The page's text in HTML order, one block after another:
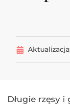
Długie rzęsy i